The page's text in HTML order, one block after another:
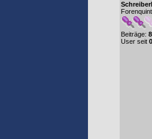
Beiträge:
User seit